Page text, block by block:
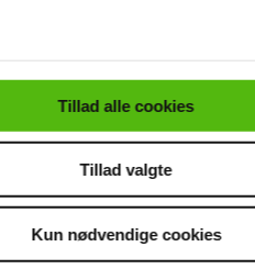
cookiepolitik.
Tillad alle cookies
Tillad valgte
Kun nødvendige cookies